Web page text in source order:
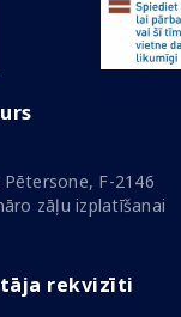
F-2146
zāļu izplatīšanai
rekvizīti